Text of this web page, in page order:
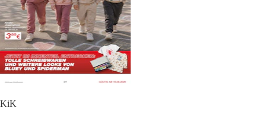
KiK